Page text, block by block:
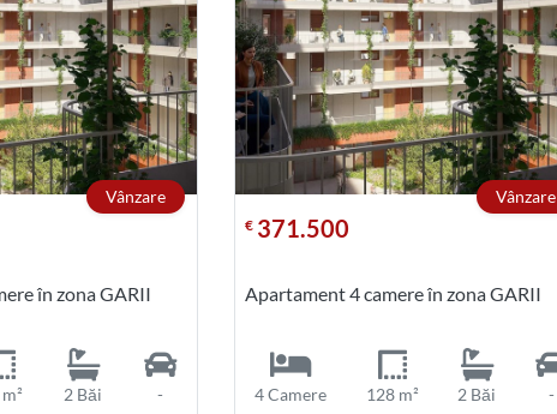
Vânzare
în zona GARII
2 Băi -
Vânzare
€ 371.500
Apartament 4 camere în zona GARII
4 Camere 128 m² 2 Băi -